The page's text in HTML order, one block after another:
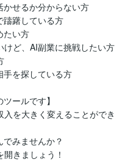
かせるか分からない方
躊躇している方
たい方
けど、AI副業に挑戦したい方
手を探している方
ールです】
を大きく変えることができ
みませんか？
きましょう！